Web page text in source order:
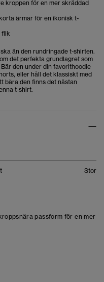
kroppen för en mer skräddad
ärmar för en ikonisk t-
flik
än den rundringade t-shirten.
det perfekta grundlagret som
den under din favorithoodie
eller håll det klassiskt med
bära den finns det nästan
t-shirt.
Stor
passform för en mer